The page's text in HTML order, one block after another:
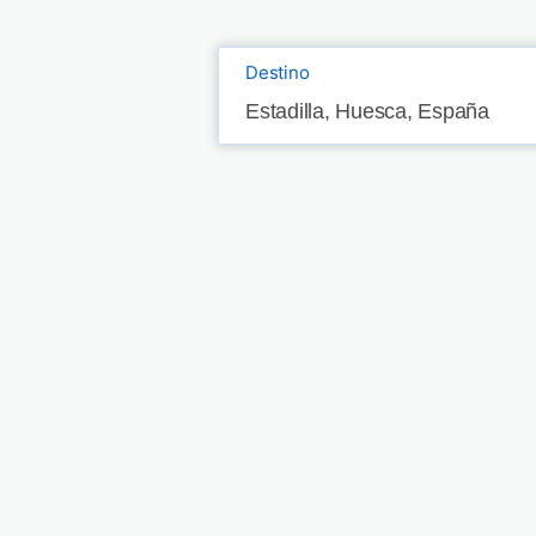
Destino